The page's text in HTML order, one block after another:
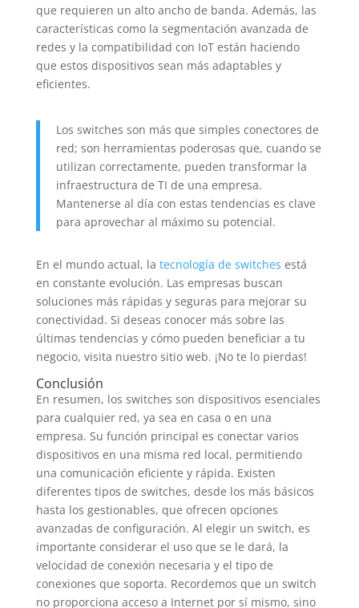
que requieren un alto ancho de banda. Además, las
características como la segmentación avanzada de
redes y la compatibilidad con IoT están haciendo
que estos dispositivos sean más adaptables y
eficientes.
Los switches son más que simples conectores de
red; son herramientas poderosas que, cuando se
utilizan correctamente, pueden transformar la
infraestructura de TI de una empresa.
Mantenerse al día con estas tendencias es clave
para aprovechar al máximo su potencial.
En el mundo actual, la tecnología de switches está
en constante evolución. Las empresas buscan
soluciones más rápidas y seguras para mejorar su
conectividad. Si deseas conocer más sobre las
últimas tendencias y cómo pueden beneficiar a tu
negocio, visita nuestro sitio web. ¡No te lo pierdas!
Conclusión
En resumen, los switches son dispositivos esenciales
para cualquier red, ya sea en casa o en una
empresa. Su función principal es conectar varios
dispositivos en una misma red local, permitiendo
una comunicación eficiente y rápida. Existen
diferentes tipos de switches, desde los más básicos
hasta los gestionables, que ofrecen opciones
avanzadas de configuración. Al elegir un switch, es
importante considerar el uso que se le dará, la
velocidad de conexión necesaria y el tipo de
conexiones que soporta. Recordemos que un switch
no proporciona acceso a Internet por sí mismo, sino